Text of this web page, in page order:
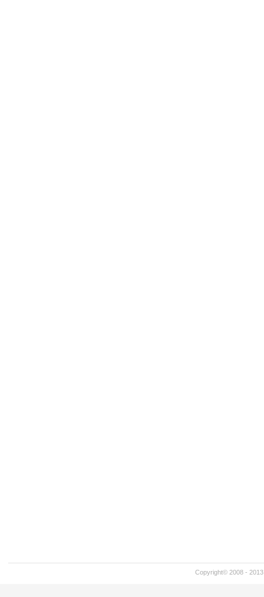
Copyright© 2008 -